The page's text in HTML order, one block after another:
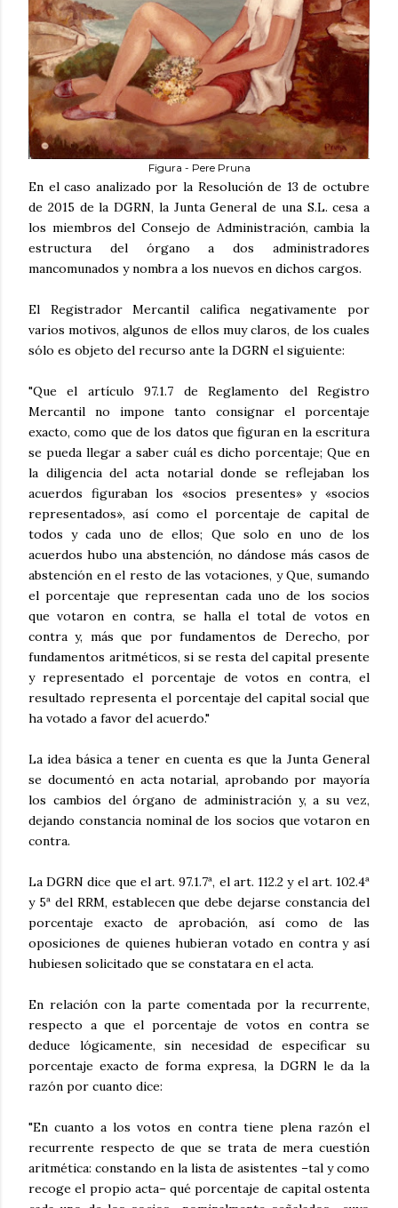
Figura - Pere Pruna
En el caso analizado por la Resolución de 13 de octubre
de 2015 de la DGRN, la Junta General de una S.L. cesa a
los miembros del Consejo de Administración, cambia la
estructura del órgano a dos administradores
mancomunados y nombra a los nuevos en dichos cargos.
El Registrador Mercantil califica negativamente por
varios motivos, algunos de ellos muy claros, de los cuales
sólo es objeto del recurso ante la DGRN el siguiente:
"Que el artículo 97.1.7 de Reglamento del Registro
Mercantil no impone tanto consignar el porcentaje
exacto, como que de los datos que figuran en la escritura
se pueda llegar a saber cuál es dicho porcentaje; Que en
la diligencia del acta notarial donde se reflejaban los
acuerdos figuraban los «socios presentes» y «socios
representados», así como el porcentaje de capital de
todos y cada uno de ellos; Que solo en uno de los
acuerdos hubo una abstención, no dándose más casos de
abstención en el resto de las votaciones, y Que, sumando
el porcentaje que representan cada uno de los socios
que votaron en contra, se halla el total de votos en
contra y, más que por fundamentos de Derecho, por
fundamentos aritméticos, si se resta del capital presente
y representado el porcentaje de votos en contra, el
resultado representa el porcentaje del capital social que
ha votado a favor del acuerdo."
La idea básica a tener en cuenta es que la Junta General
se documentó en acta notarial, aprobando por mayoría
los cambios del órgano de administración y, a su vez,
dejando constancia nominal de los socios que votaron en
contra.
La DGRN dice que el art. 97.1.7ª, el art. 112.2 y el art. 102.4ª
y 5ª del RRM, establecen que debe dejarse constancia del
porcentaje exacto de aprobación, así como de las
oposiciones de quienes hubieran votado en contra y así
hubiesen solicitado que se constatara en el acta.
En relación con la parte comentada por la recurrente,
respecto a que el porcentaje de votos en contra se
deduce lógicamente, sin necesidad de especificar su
porcentaje exacto de forma expresa, la DGRN le da la
razón por cuanto dice:
"En cuanto a los votos en contra tiene plena razón el
recurrente respecto de que se trata de mera cuestión
aritmética: constando en la lista de asistentes –tal y como
recoge el propio acta– qué porcentaje de capital ostenta